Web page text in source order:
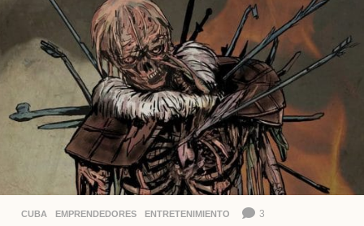
á
s
CUBA ,EMPRENDEDORES ,ENTRETENIMIENTO 3